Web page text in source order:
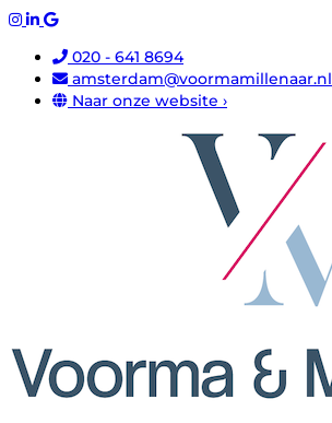
020 - 641 8694
amsterdam@voormamillenaar.nl
Naar onze website ›